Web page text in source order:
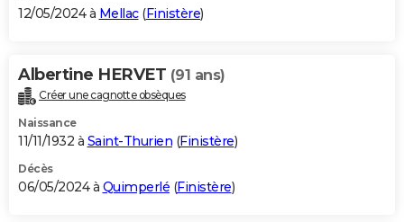
12/05/2024 à Mellac(Finistère)
Albertine HERVET (91 ans)
Créer une cagnotte obsèques
Naissance
11/11/1932 à Saint-Thurien (Finistère)
Décès
06/05/2024 à Quimperlé (Finistère)